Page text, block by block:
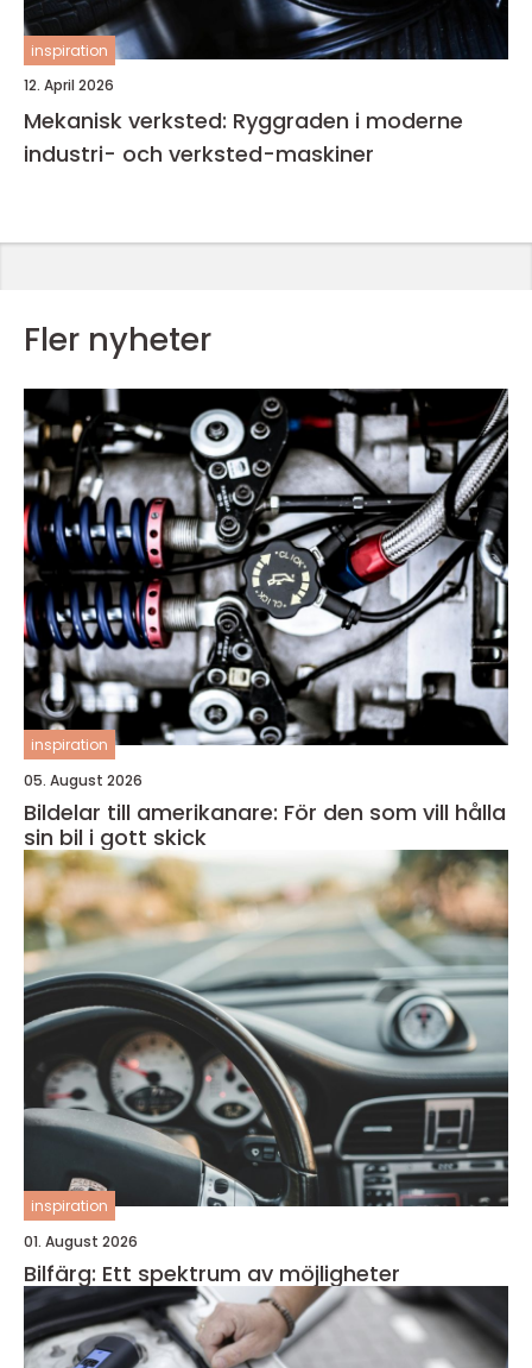
inspiration
12. April 2026
Mekanisk verksted: Ryggraden i moderne
industri- och verksted-maskiner
Fler nyheter
inspiration
05. August 2026
Bildelar till amerikanare: För den som vill hålla
sin bil i gott skick
inspiration
01. August 2026
Bilfärg: Ett spektrum av möjligheter